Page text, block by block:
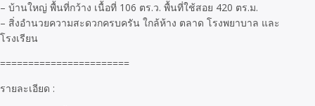
– บ้านใหญ่ พื้นที่กว้าง เนื้อที่ 106 ตร.ว. พื้นที่ใช้สอย 420 ตร.ม.
– สิ่งอำนวยความสะดวกครบครัน ใกล้ห้าง ตลาด โรงพยาบาล และ
โรงเรียน
=======================
รายละเอียด :